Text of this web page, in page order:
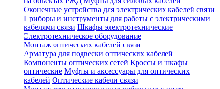
Оконечные устройства для электрических кабелей связи
Приборы и инструменты для работы с электрическими
кабелями связи Шкафы электротехнические
Электротехническое оборудование
Монтаж оптических кабелей связи
Арматура для подвески оптических кабелей
Компоненты оптических сетей Кроссы и шкафы
оптические Муфты и аксессуары для оптических
кабелей Оптические кабели связи